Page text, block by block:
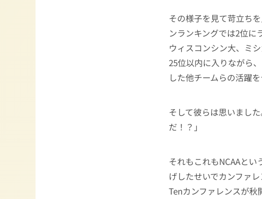
その様子を見て苛立ち
ンランキングでは2位に
ウィスコンシン大、ミ
25位以内に入りながら
した他チームらの活躍
そして彼らは思いまし
だ！？」
それもこれもNCAAと
げしたせいでカンファ
Tenカンファレンスが